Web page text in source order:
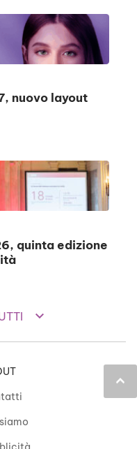
nuovo layout
quinta edizione
keyboard_arrow_down
keyboard_arrow_up